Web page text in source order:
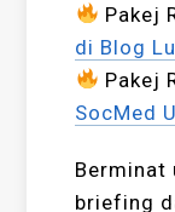
Pakej
di Blog
Pakej
SocMed
Berminat
briefing